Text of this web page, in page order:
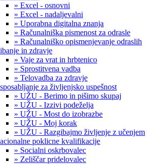
» Excel - osnovni
» Excel - nadaljevalni
» Uporabna digitalna znanja
» Računalniška pismenost za odrasle
» Računalniško opismenjevanje odraslih
in zdravje
» Vaje za vrat in hrbtenico
» Sprostitvena vadba
» Telovadba za zdravje
za življenjsko uspešnost
» UŽU - Berimo in pišimo skupaj
» UŽU - Izzivi podeželja
» UŽU - Most do izobrazbe
» UŽU - Moj korak
» UŽU - Razgibajmo življenje z učenjem
poklicne kvalifikacije
» Socialni oskrbovalec
» Zeliščar pridelovalec